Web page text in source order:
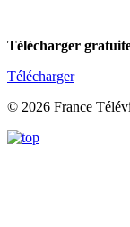
Télécharger
Télécharger
© 2026 France